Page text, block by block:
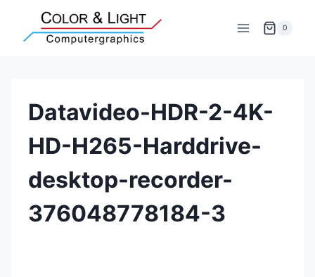
springen
0
Datavideo-HDR-2-4K-
HD-H265-Harddrive-
desktop-recorder-
376048778184-3